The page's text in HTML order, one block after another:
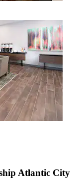
Atlantic City